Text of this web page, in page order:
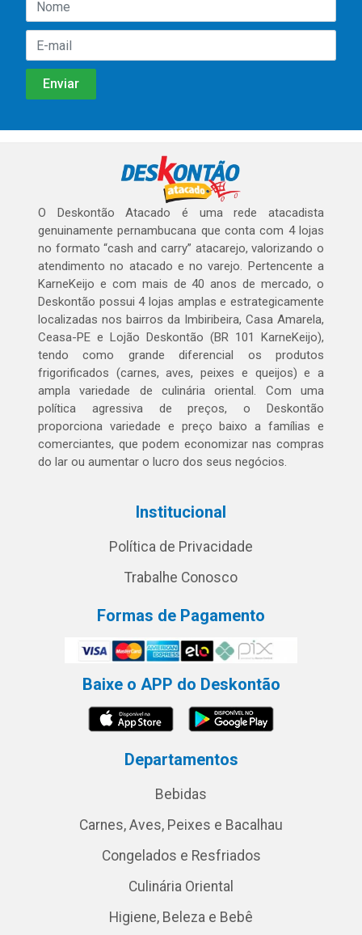
O Deskontão Atacado é uma rede atacadista
genuinamente pernambucana que conta com 4 lojas
no formato “cash and carry” atacarejo, valorizando o
atendimento no atacado e no varejo. Pertencente a
KarneKeijo e com mais de 40 anos de mercado, o
Deskontão possui 4 lojas amplas e estrategicamente
localizadas nos bairros da Imbiribeira, Casa Amarela,
Ceasa-PE e Lojão Deskontão (BR 101 KarneKeijo),
tendo como grande diferencial os produtos
frigorificados (carnes, aves, peixes e queijos) e a
ampla variedade de culinária oriental. Com uma
política agressiva de preços, o Deskontão
proporciona variedade e preço baixo a famílias e
comerciantes, que podem economizar nas compras
do lar ou aumentar o lucro dos seus negócios.
Institucional
Política de Privacidade
Trabalhe Conosco
Formas de Pagamento
Baixe o APP do Deskontão
Departamentos
Bebidas
Carnes, Aves, Peixes e Bacalhau
Congelados e Resfriados
Culinária Oriental
Higiene, Beleza e Bebê